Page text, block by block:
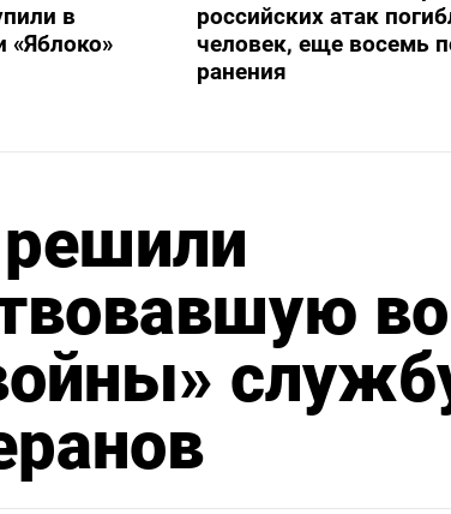
в
«Яблоко»
российских атак
человек, еще восемь
ранения
во